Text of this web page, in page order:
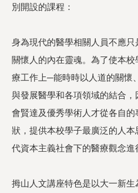
別開設的課程：
身為現代的醫學相關人員不應
關懷人的內在靈魂。為了使本
療工作上─能時時以人道的關懷
與發展醫學和各項領域的結合
會賢達及優秀學術人才從各自
狀，提供本校學子最廣泛的人
代資本主義社會下的醫療觀念進
拇山人文講座特色是以大一新